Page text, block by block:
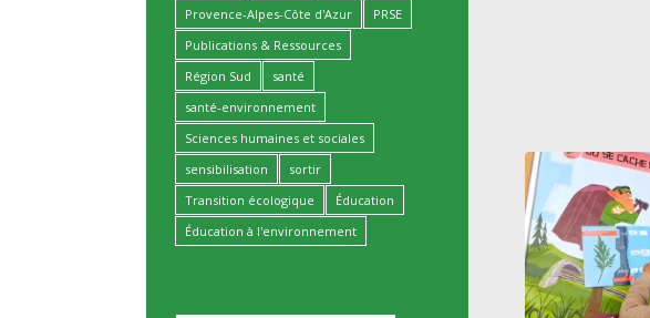
Provence-Alpes-Côte d'Azur
PRSE
Publications & Ressources
Région Sud
santé
santé-environnement
Sciences humaines et sociales
sensibilisation
sortir
Transition écologique
Éducation
Éducation à l'environnement